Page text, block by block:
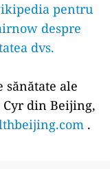
pentru
despre
dvs.
ale
din Beijing,
.